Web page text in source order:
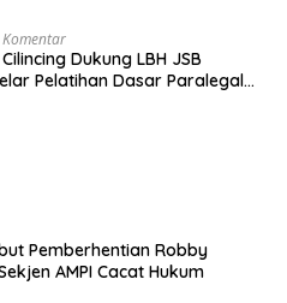
Dukung LBH JSB
Pelatihan Dasar Paralegal
Pemberhentian Robby
AMPI Cacat Hukum